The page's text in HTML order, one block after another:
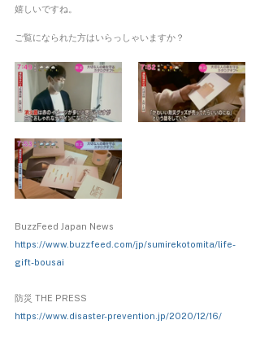
嬉しいですね。
ご覧になられた方はいらっしゃいますか？
BuzzFeed Japan News
https://www.buzzfeed.com/jp/sumirekotomita/life-
gift-bousai
防災 THE PRESS
https://www.disaster-prevention.jp/2020/12/16/